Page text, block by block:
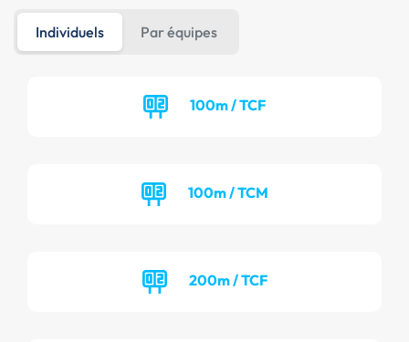
Individuels Par équipes
100m / TCF
100m / TCM
200m / TCF